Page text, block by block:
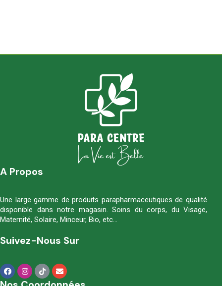
A Propos
Une large gamme de produits parapharmaceutiques de qualité
disponible dans notre magasin. Soins du corps, du Visage,
Maternité, Solaire, Minceur, Bio, etc…
Suivez-Nous Sur